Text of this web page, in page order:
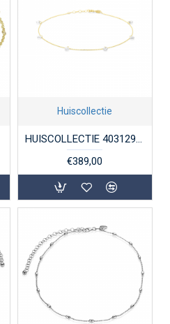
Huiscollectie
HUISCOLLECTIE 4031298 GOUDEN ENKELBANDJE ANKERSCHAKEL MET ZIRKONIA
€389,00